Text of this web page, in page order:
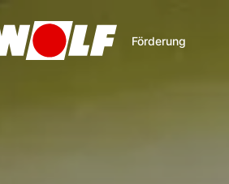
Förderung